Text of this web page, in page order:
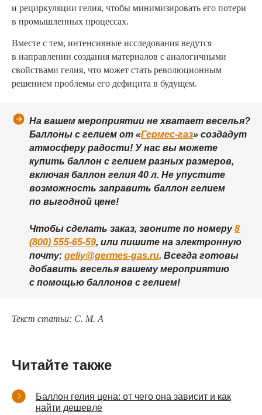
и рециркуляции гелия, чтобы минимизировать его потери
в промышленных процессах.
Вместе с тем, интенсивные исследования ведутся
в направлении создания материалов с аналогичными
свойствами гелия, что может стать революционным
решением проблемы его дефицита в будущем.
На вашем мероприятии не хватает веселья?
Баллоны с гелием от «Гермес-газ» создадут
атмосферу радости! У нас вы можете
купить баллон с гелием разных размеров,
включая баллон гелия 40 л. Не упустите
возможность заправить баллон гелием
по выгодной цене!
Чтобы сделать заказ, звоните по номеру8
(800) 555-65-59, или пишите на электронную
почту: geliy@germes-gas.ru. Всегда готовы
добавить веселья вашему мероприятию
с помощью баллонов с гелием!
Текст статьи: С. М. А
Читайте также
Баллон гелия цена: от чего она зависит и как
найти дешевле